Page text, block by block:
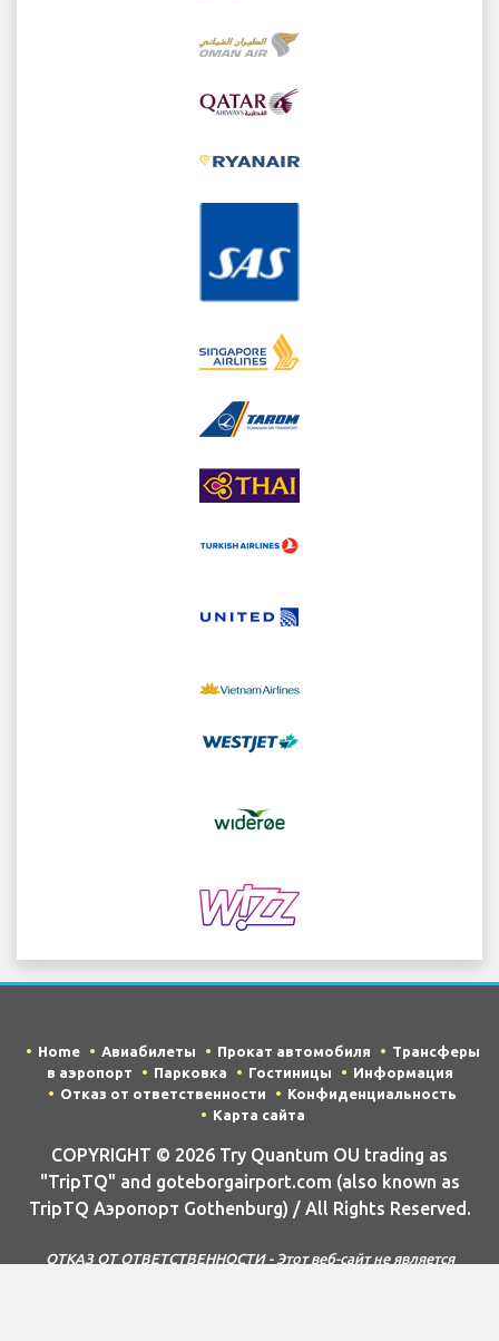
Home Авиабилеты Прокат автомобиля
Трансферы
в аэропорт
Парковка Гостиницы
Информация
Отказ от ответственности
Конфиденциальность
Карта сайта
COPYRIGHT © 2026 Try Quantum OU trading as
"TripTQ" and goteborgairport.com (also known as
TripTQ Аэропорт Gothenburg) / All Rights Reserved.
ОТКАЗ ОТ ОТВЕТСТВЕННОСТИ - Этот веб-сайт не является